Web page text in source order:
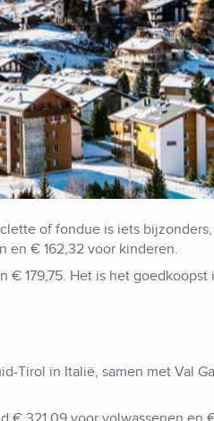
of fondue is iets
en € 162,32 voor kinderen.
179,75. Het is het goedkoopst
Tirol in Italië, samen met Val